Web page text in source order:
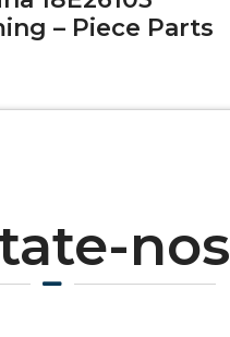
– Piece Parts
nos